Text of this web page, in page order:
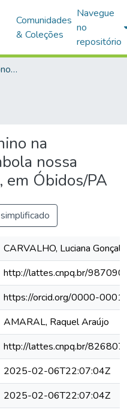
Comunidades
& Coleções
Navegue
no
repositório
Biblioteca Digital de Monografias (BDM)
na
nossa
em Óbidos/PA
CARVALHO, Luciana
http://lattes.cnpq.br/
https://orcid.org/0000-
AMARAL, Raquel Araújo
http://lattes.cnpq.br/
2025-02-06T22:07:04Z
2025-02-06T22:07:04Z